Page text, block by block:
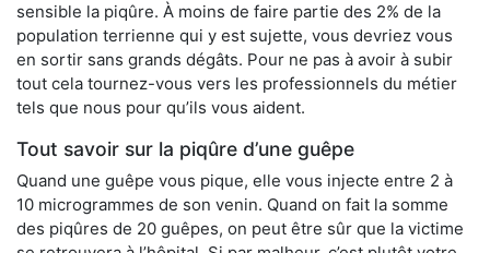
sensible la piqûre. À moins de faire partie des 2% de la
population terrienne qui y est sujette, vous devriez vous
en sortir sans grands dégâts. Pour ne pas à avoir à subir
tout cela tournez-vous vers les professionnels du métier
tels que nous pour qu’ils vous aident.
Tout savoir sur la piqûre d’une guêpe
Quand une guêpe vous pique, elle vous injecte entre 2 à
10 microgrammes de son venin. Quand on fait la somme
des piqûres de 20 guêpes, on peut être sûr que la victime